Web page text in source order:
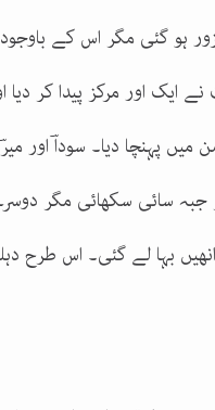
ہو گئی مگر اس کے
ایک اور مرکز پیدا کر
میں پہنچا دیا۔ سوداؔ اور
جبہ سائی سکھائی مگر
بہا لے گئی۔ اس طرح